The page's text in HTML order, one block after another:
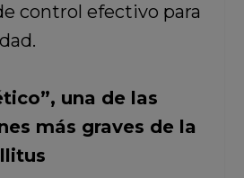
control efectivo para
una de las
más graves de la